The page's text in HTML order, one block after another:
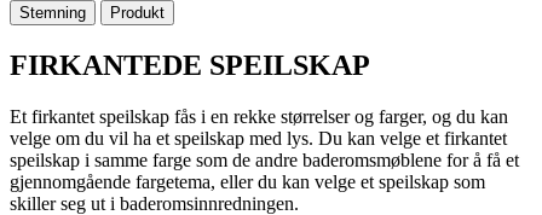
Stemning Produkt
FIRKANTEDE SPEILSKAP
Et firkantet speilskap fås i en rekke størrelser og farger, og du kan
velge om du vil ha et speilskap med lys. Du kan velge et firkantet
speilskap i samme farge som de andre baderomsmøblene for å få et
gjennomgående fargetema, eller du kan velge et speilskap som
skiller seg ut i baderomsinnredningen.